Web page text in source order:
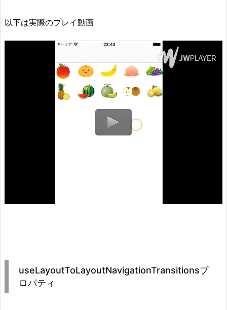
以下は実際のプレイ動画
useLayoutToLayoutNavigationTransitionsプ
ロパティ